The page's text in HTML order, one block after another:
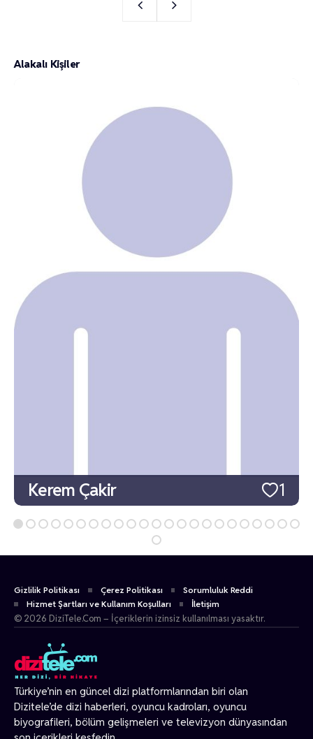
Alakalı Kişiler
1
Kerem Çakir
Türkiye’nin en güncel dizi platformlarından biri olan
Dizitele’de dizi haberleri, oyuncu kadroları, oyuncu
biyografileri, bölüm gelişmeleri ve televizyon dünyasından
Gizlilik Politikası Çerez Politikası
Sorumluluk Reddi
Hizmet Şartları ve Kullanım Koşulları
İletişim
© 2026 DiziTele.Com – İçeriklerin izinsiz kullanılması yasaktır.